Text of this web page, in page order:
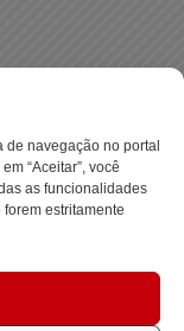
navegação no portal
“Aceitar”, você
as funcionalidades
estritamente